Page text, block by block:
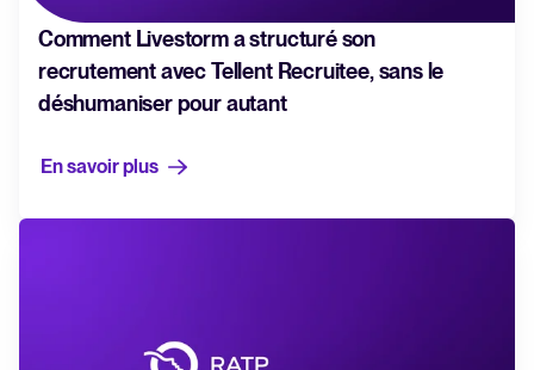
Comment Livestorm a structuré son
recrutement avec Tellent Recruitee, sans le
déshumaniser pour autant
En savoir plus